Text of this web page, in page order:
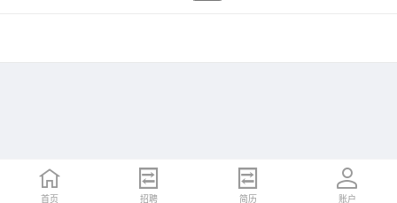
首页 招聘 简历 账户